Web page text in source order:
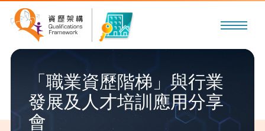
「職業資歷階梯」與行業
發展及人才培訓應用分享
會